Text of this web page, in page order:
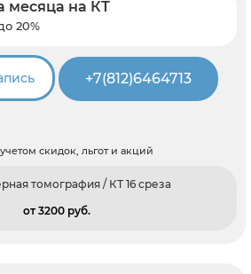
месяца на КТ
20%
+7(812)6464713
скидок, льгот и акций
томография / КТ 16 среза
от 3200 pуб.